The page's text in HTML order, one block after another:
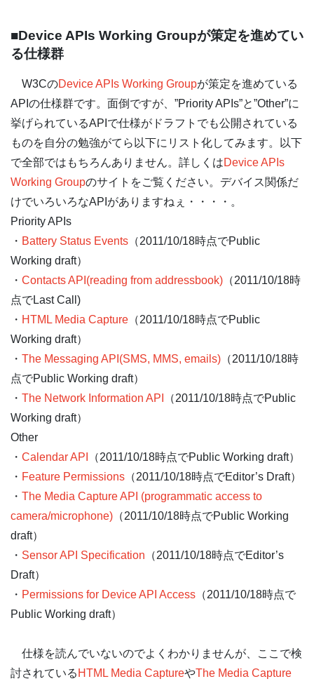
■Device APIs Working Groupが策定を進めてい
る仕様群
W3CのDevice APIs Working Groupが策定を進めている
APIの仕様群です。面倒ですが、”Priority APIs”と”Other”に
挙げられているAPIで仕様がドラフトでも公開されている
ものを自分の勉強がてら以下にリスト化してみます。以下
で全部ではもちろんありません。詳しくはDevice APIs
Working Groupのサイトをご覧ください。デバイス関係だ
けでいろいろなAPIがありますねぇ・・・・。
Priority APIs
・ Battery Status Events （2011/10/18時点でPublic
Working draft）
・ Contacts API(reading from addressbook) （2011/10/18時
点でLast Call)
・ HTML Media Capture （2011/10/18時点でPublic
Working draft）
・ The Messaging API(SMS, MMS, emails) （2011/10/18時
点でPublic Working draft）
・ The Network Information API
（2011/10/18時点でPublic
Working draft）
Other
・ Calendar API
（2011/10/18時点でPublic Working draft）
・ Feature Permissions （2011/10/18時点でEditor’s Draft）
・ The Media Capture API (programmatic access to
camera/microphone) （2011/10/18時点でPublic Working
draft）
・ Sensor API Specification （2011/10/18時点でEditor’s
Draft）
・ Permissions for Device API Access （2011/10/18時点で
Public Working draft）
仕様を読んでいないのでよくわかりませんが、ここで検
討されている HTML Media CaptureやThe Media Capture